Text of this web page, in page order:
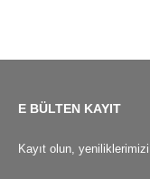
E BÜLTEN KAYIT
Kayıt olun, yeniliklerimizi